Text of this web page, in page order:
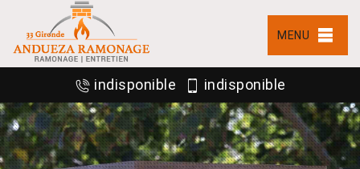
MENU
indisponible indisponible